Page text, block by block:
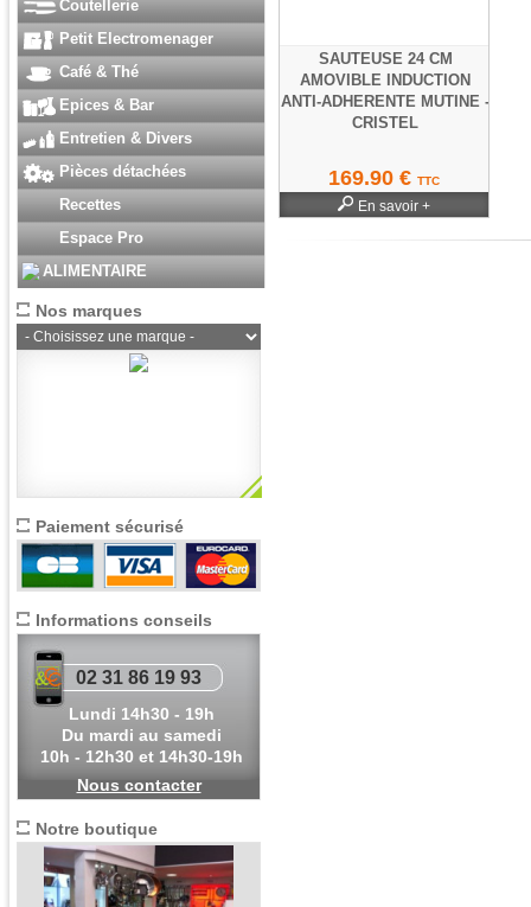
Coutellerie
Petit Electromenager
Café & Thé
Epices & Bar
Entretien & Divers
Pièces détachées
Recettes
Espace Pro
ALIMENTAIRE
Nos marques
Paiement sécurisé
Informations conseils
02 31 86 19 93
Lundi 14h30 - 19h
Du mardi au samedi
10h - 12h30 et 14h30-19h
Nous contacter
Notre boutique
SAUTEUSE 24 CM
AMOVIBLE INDUCTION
ANTI-ADHERENTE MUTINE -
CRISTEL
169.90 € TTC
En savoir +